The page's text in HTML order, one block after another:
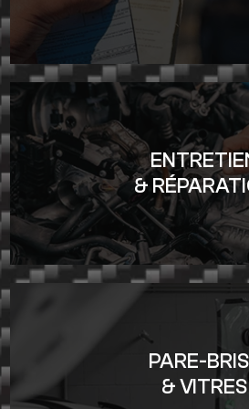
&
PARE-
& VITRES